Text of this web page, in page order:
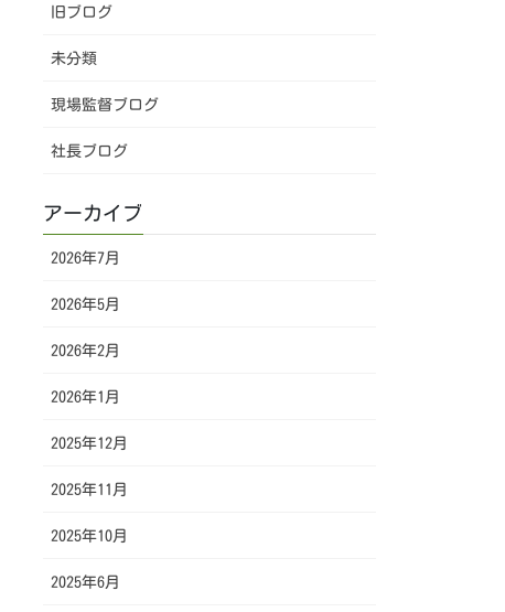
旧ブログ
未分類
現場監督ブログ
社長ブログ
アーカイブ
2026年7月
2026年5月
2026年2月
2026年1月
2025年12月
2025年11月
2025年10月
2025年6月